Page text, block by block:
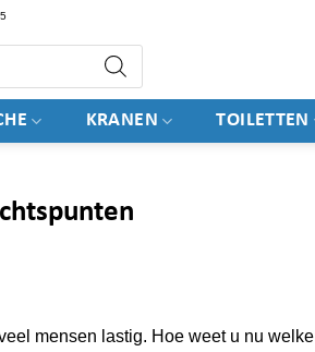
KRANEN TOILETTEN
mensen lastig. Hoe weet u nu welke